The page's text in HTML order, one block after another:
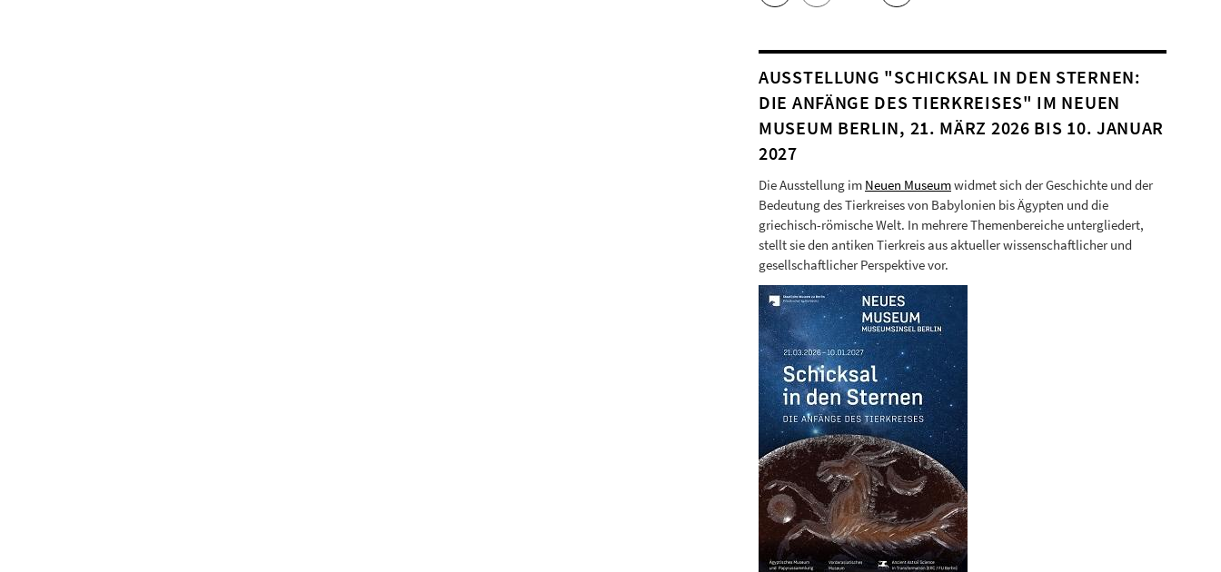
AUSSTELLUNG "SCHICKSAL IN DEN STERNEN:
DIE ANFÄNGE DES TIERKREISES" IM NEUEN
MUSEUM BERLIN, 21. MÄRZ 2026 BIS 10. JANUAR
2027
Die Ausstellung im Neuen Museumwidmet sich der Geschichte und der
Bedeutung des Tierkreises von Babylonien bis Ägypten und die
griechisch-römische Welt. In mehrere Themenbereiche untergliedert,
stellt sie den antiken Tierkreis aus aktueller wissenschaftlicher und
gesellschaftlicher Perspektive vor.